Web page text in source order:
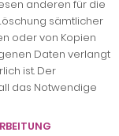
anderen für die
sämtlicher
oder von Kopien
Daten verlangt
ist. Der
das Notwendige